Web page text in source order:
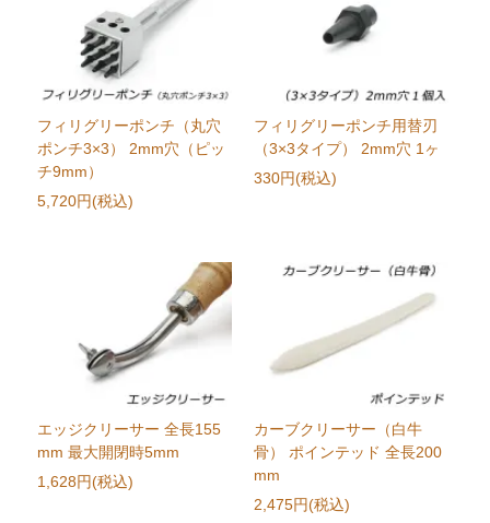
フィリグリーポンチ（丸穴
ポンチ3×3） 2mm穴（ピッ
チ9mm）
5,720円(税込)
フィリグリーポンチ用替刃
（3×3タイプ） 2mm穴 1ヶ
330円(税込)
エッジクリーサー 全長155
mm 最大開閉時5mm
1,628円(税込)
カーブクリーサー（白牛
骨） ポインテッド 全長200
mm
2,475円(税込)